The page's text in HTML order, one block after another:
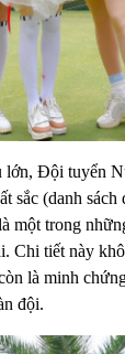
lớn, Đội tuyển
sắc (danh
trong
Chi tiết này
là minh
đội.